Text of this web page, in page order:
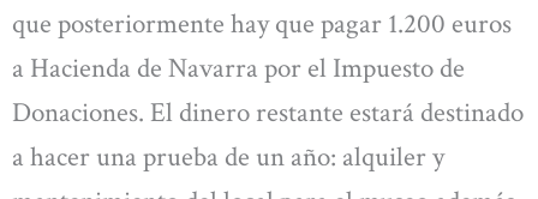
que posteriormente hay que pagar 1.200 euros
a Hacienda de Navarra por el Impuesto de
Donaciones. El dinero restante estará destinado
a hacer una prueba de un año: alquiler y